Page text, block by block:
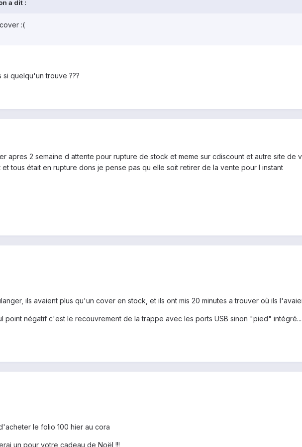
a dit :
:(
si quelqu'un trouve ???
apres 2 semaine d attente pour rupture de stock et meme sur cdiscount et autre site de
tous était en rupture dons je pense pas qu elle soit retirer de la vente pour l instant
ils avaient plus qu'un cover en stock, et ils ont mis 20 minutes a trouver où ils
point négatif c'est le recouvrement de la trappe avec les ports USB sinon "pied" intégré....
le folio 100 hier au cora
un pour votre cadeau de Noël !!!